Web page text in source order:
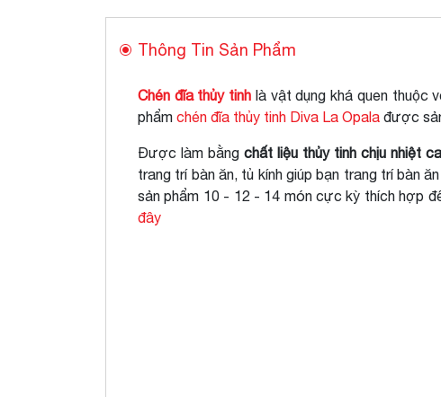
Thông Tin Sản Phẩm
Chén đĩa thủy tinh là vật dụng khá quen thuộc
phẩm chén đĩa thủy tinh Diva La Opala được
Được làm bằng chất liệu thủy tinh chịu nhiệt
trang trí bàn ăn, tủ kính giúp bạn trang trí bàn
sản phẩm 10 - 12 - 14 món cực kỳ thích hợp
đây